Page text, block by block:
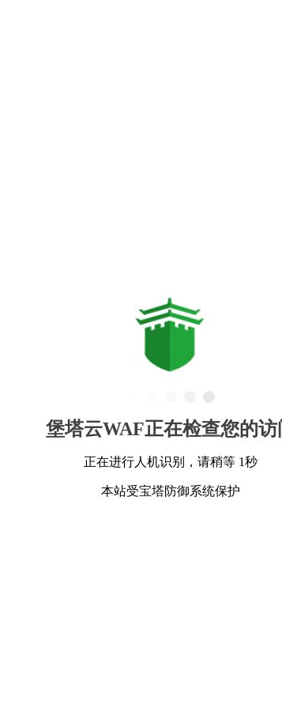
堡塔云WAF正在检查您的访
正在进行人机识别，请稍等 1秒
本站受宝塔防御系统保护